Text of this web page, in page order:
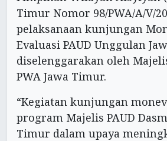
Timur Nomor 98/PWA/A/V/
pelaksanaan kunjungan
Evaluasi PAUD Unggulan
diselenggarakan oleh
PWA Jawa Timur.
“Kegiatan kunjungan
program Majelis PAUD
Timur dalam upaya